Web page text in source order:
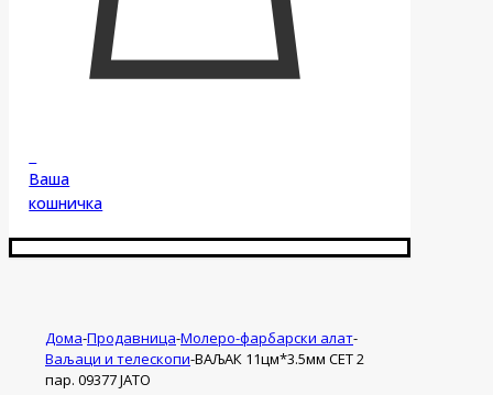
Ваша
кошничка
Дома-Продавница-Молеро-фарбарски алат-
Ваљаци и телескопи-ВАЉАК 11цм*3.5мм СЕТ 2
пар. 09377 ЈАТО